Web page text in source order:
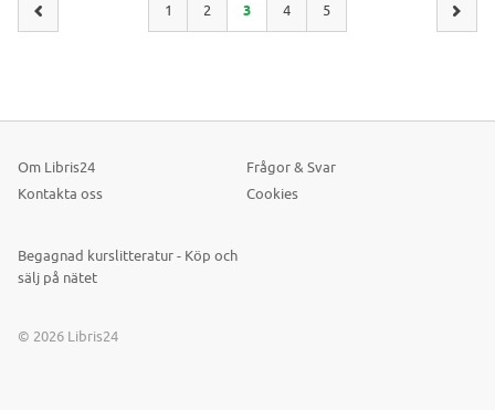
1 2 3 4 5
Om Libris24
Frågor & Svar
Kontakta oss
Cookies
Begagnad kurslitteratur - Köp och
sälj på nätet
© 2026 Libris24